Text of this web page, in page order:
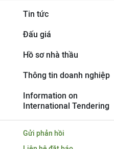
Tin tức
Đấu giá
Hồ sơ nhà thầu
Thông tin doanh nghiệp
Information on
International Tendering
Gửi phản hồi